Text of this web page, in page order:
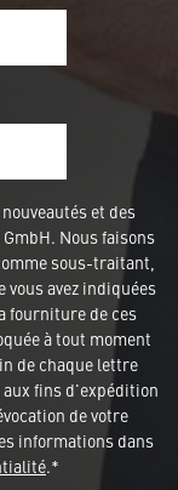
et des
Nous faisons
sous-traitant,
avez indiquées
fourniture de ces
à tout moment
de chaque lettre
fins d'expédition
de votre
informations dans
.*